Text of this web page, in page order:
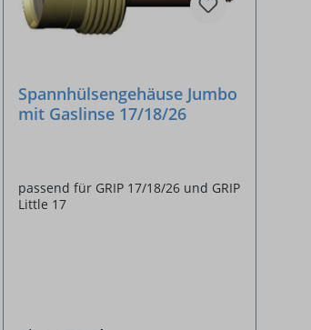
Spannhülsengehäuse Jumbo
mit Gaslinse 17/18/26
passend für GRIP 17/18/26 und GRIP
Little 17